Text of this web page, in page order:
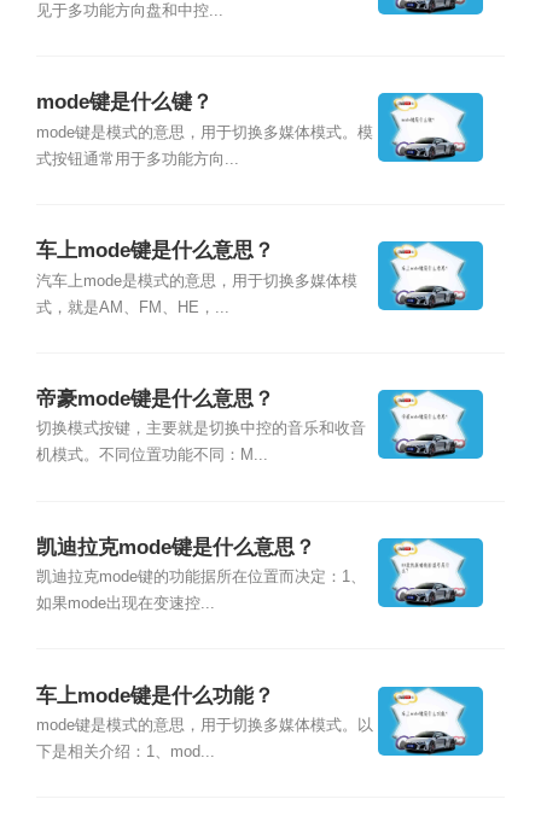
见于多功能方向盘和中控...
mode键是什么键？
mode键是模式的意思，用于切换多媒体模式。模
式按钮通常用于多功能方向...
车上mode键是什么意思？
汽车上mode是模式的意思，用于切换多媒体模
式，就是AM、FM、HE，...
帝豪mode键是什么意思？
切换模式按键，主要就是切换中控的音乐和收音
机模式。不同位置功能不同：M...
凯迪拉克mode键是什么意思？
凯迪拉克mode键的功能据所在位置而决定：1、
如果mode出现在变速控...
车上mode键是什么功能？
mode键是模式的意思，用于切换多媒体模式。以
下是相关介绍：1、mod...